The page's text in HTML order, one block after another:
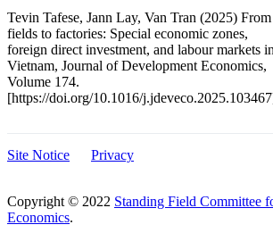
Tevin Tafese, Jann Lay, Van Tran (2025) From
fields to factories: Special economic zones,
foreign direct investment, and labour markets in
Vietnam, Journal of Development Economics,
Volume 174.
[https://doi.org/10.1016/
Site Notice Privacy
Copyright © 2022 Standing Field Committee
Economics.